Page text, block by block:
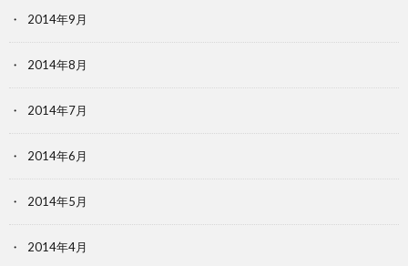
2014年9月
2014年8月
2014年7月
2014年6月
2014年5月
2014年4月